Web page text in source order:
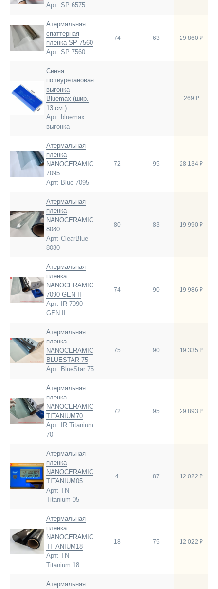
Арт: SP 6575
Атермальная
спаттерная
пленка SP 7560
Арт: SP 7560
74 63 29 860 ₽
Синяя
полиуретановая
выгонка
Bluemax (шир.
13 см.)
Арт: bluemax
выгонка
269 ₽
Атермальная
пленка
NANOCERAMIC
7095
Арт: Blue 7095
72 95 28 134 ₽
Атермальная
пленка
NANOCERAMIC
8080
Арт: ClearBlue
8080
80 83 19 990 ₽
Атермальная
пленка
NANOCERAMIC
7090 GEN II
Арт: IR 7090
GEN II
74 90 19 986 ₽
Атермальная
пленка
NANOCERAMIC
BLUESTAR 75
Арт: BlueStar 75
75 90 19 335 ₽
Атермальная
пленка
NANOCERAMIC
TITANIUM70
Арт: IR Titanium
70
72 95 29 893 ₽
Атермальная
пленка
NANOCERAMIC
TITANIUM05
Арт: TN
Titanium 05
4 87 12 022 ₽
Атермальная
пленка
NANOCERAMIC
TITANIUM18
Арт: TN
Titanium 18
18 75 12 022 ₽
Атермальная